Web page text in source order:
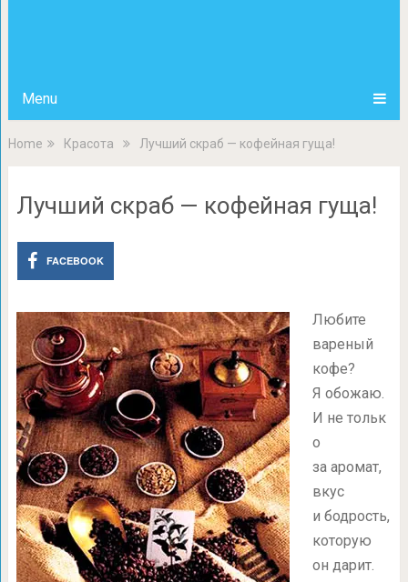
Menu
Home Красота Лучший скраб — кофейная гуща!
Лучший скраб — кофейная гуща!
FACEBOOK
Любите
вареный
кофе?
Я обожаю.
И не тольк
о
за аромат,
вкус
и бодрость,
которую
он дарит.